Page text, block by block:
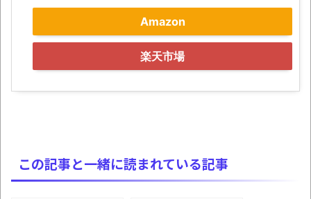
【読書感想】山野辺太郎『いつか深い穴に
落ちるまで』
映画ちいかわ観に行ったので感想を書きま
体験談：仕事で同じビルの中に入っている
Amazon
楽天市場
この記事と一緒に読まれている記事